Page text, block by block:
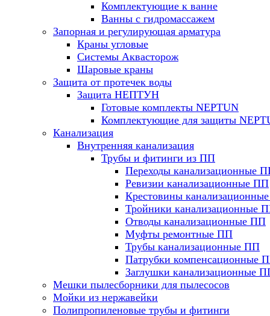
Комплектующие к ванне
Ванны с гидромассажем
Запорная и регулирующая арматура
Краны угловые
Системы Аквасторож
Шаровые краны
Защита от протечек воды
Защита НЕПТУН
Готовые комплекты NEPTUN
Комплектующие для защиты
Канализация
Внутренняя канализация
Трубы и фитинги из ПП
Переходы канализационные
Ревизии канализационные ПП
Крестовины
Тройники канализационные
Отводы канализационные ПП
Муфты ремонтные ПП
Трубы канализационные ПП
Патрубки компенсационные
Заглушки канализационные
Мешки пылесборники для пылесосов
Мойки из нержавейки
Полипропиленовые трубы и фитинги